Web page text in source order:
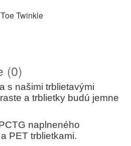
Twinkle
(0)
s našimi trblietavými
a trblietky budú jemne
naplneného
PET trblietkami.